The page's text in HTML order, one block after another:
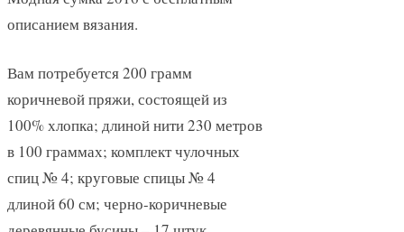
описанием вязания.
Вам потребуется 200 грамм
коричневой пряжи, состоящей из
100% хлопка; длиной нити 230 метров
в 100 граммах; комплект чулочных
спиц № 4; круговые спицы № 4
длиной 60 см; черно-коричневые